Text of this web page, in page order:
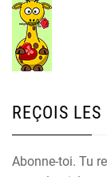
REÇOIS
Abonne-toi. Tu